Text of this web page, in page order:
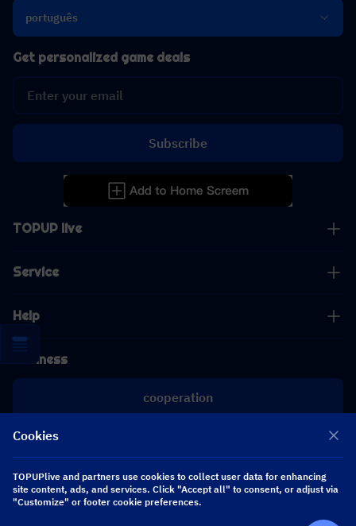
português
TOPUP live
Service
Help
Business
cooperation
[email protected]
[email protected]
Get personalized game deals
Subscribe
Follow us
Cookies
TOPUPlive and partners use cookies to collect user data for enhancing
site content, ads, and services. Click "Accept all" to consent, or adjust via
"Customize" or footer cookie preferences.